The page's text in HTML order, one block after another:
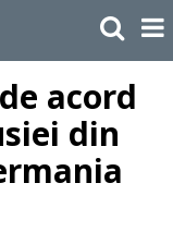
acord
din